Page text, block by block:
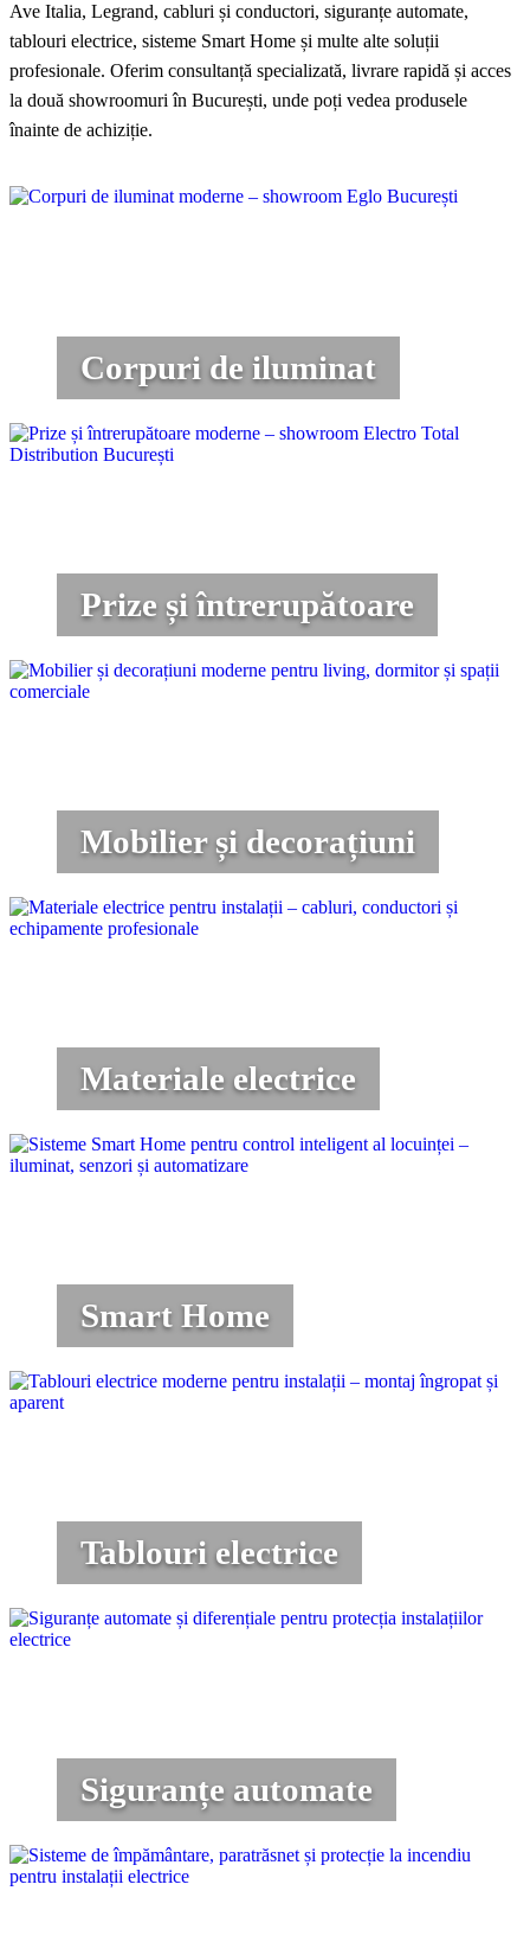
Ave Italia, Legrand, cabluri și conductori, siguranțe automate,
tablouri electrice, sisteme Smart Home și multe alte soluții
profesionale. Oferim consultanță specializată, livrare rapidă și acces
la două showroomuri în București, unde poți vedea produsele
înainte de achiziție.
Corpuri de iluminat
Prize și întrerupătoare
Mobilier și decorațiuni
Materiale electrice
Smart Home
Tablouri electrice
Siguranțe automate